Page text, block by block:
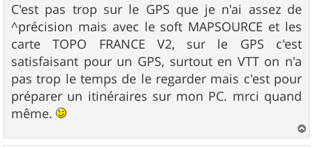
C'est pas trop sur le GPS que je n'ai assez de
^précision mais avec le soft MAPSOURCE et les
carte TOPO FRANCE V2, sur le GPS c'est
satisfaisant pour un GPS, surtout en VTT on n'a
pas trop le temps de le regarder mais c'est pour
préparer un itinéraires sur mon PC. mrci quand
même.
a